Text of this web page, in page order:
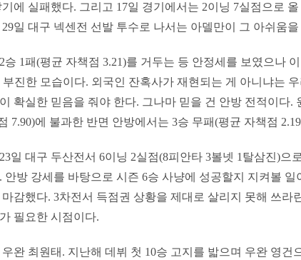
에 실패했다. 그리고 17일 경기에서는 2이닝 7실점으로
일 대구 넥센전 선발 투수로 나서는 아델만이 그 아쉬움
승 1패(평균 자책점 3.21)를 거두는 등 안정세를 보였으나
부진한 모습이다. 외국인 잔혹사가 재현되는 게 아니냐는
확실한 믿음을 줘야 한다. 그나마 믿을 건 안방 전적이다.
7.90)에 불과한 반면 안방에서는 3승 무패(평균 자책점
일 대구 두산전서 6이닝 2실점(8피안타 3볼넷 1탈삼진)으
안방 강세를 바탕으로 시즌 6승 사냥에 성공할지 지켜볼 일
감했다. 3차전서 득점권 상황을 제대로 살리지 못해 쓰라
필요한 시점이다.
완 최원태. 지난해 데뷔 첫 10승 고지를 밟으며 우완 영건